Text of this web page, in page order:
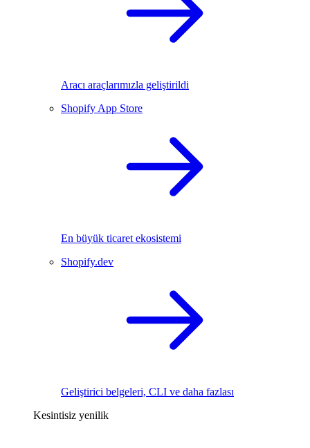
Aracı araçlarımızla geliştirildi
Shopify App Store
En büyük ticaret ekosistemi
Shopify.dev
Geliştirici belgeleri, CLI ve daha fazlası
Kesintisiz yenilik